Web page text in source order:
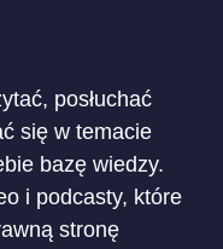
posłuchać
się w temacie
bazę wiedzy.
i podcasty, które
stronę